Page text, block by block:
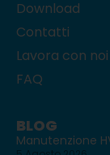
Download
Contatti
Lavora con noi
FAQ
BLOG
Manutenzione